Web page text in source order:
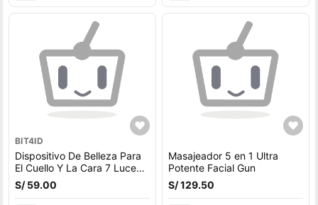
BIT4ID
Dispositivo De Belleza Para
El Cuello Y La Cara 7 Luces
Led
S/ 59.00
Masajeador 5 en 1 Ultra
Potente Facial Gun
S/ 129.50